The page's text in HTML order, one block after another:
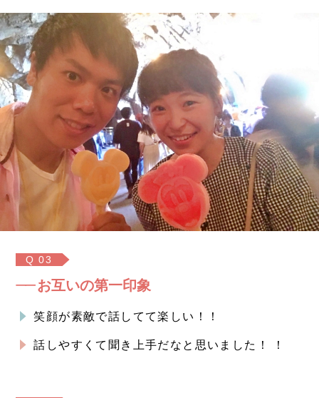
Q 03
お互いの第一印象
笑顔が素敵で話してて楽しい！！
話しやすくて聞き上手だなと思いました！ ！